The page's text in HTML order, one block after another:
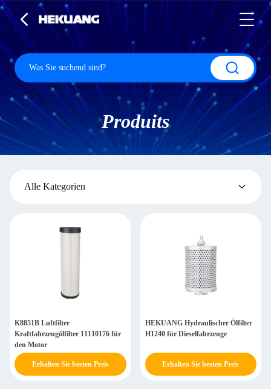
Produits
Alle Kategorien
K8851B Luftfilter
Kraftfahrzeugölfilter 11110176 für
den Motor
Erhalten Sie besten Preis
HEKUANG Hydraulischer Ölfilter
H1240 für Dieselfahrzeuge
Erhalten Sie besten Preis